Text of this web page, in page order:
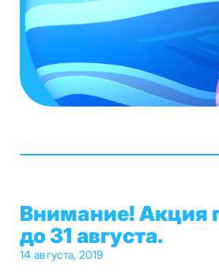
Внимание! Акция
до 31 августа.
14 августа, 2019